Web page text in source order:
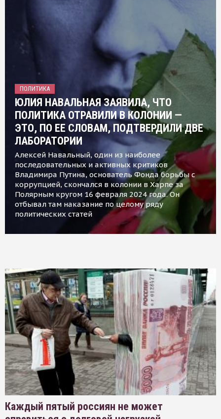
ПОЛИТИКА
ЮЛИЯ НАВАЛЬНАЯ ЗАЯВИЛА, ЧТО
ПОЛИТИКА ОТРАВИЛИ В КОЛОНИИ —
ЭТО, ПО ЕЕ СЛОВАМ, ПОДТВЕРДИЛИ ДВЕ
ЛАБОРАТОРИИ
Алексей Навальный, один из наиболее
последовательных и активных критиков
Владимира Путина, основатель Фонда борьбы с
коррупцией, скончался в колонии в Харпе за
Полярным кругом 16 февраля 2024 года. Он
отбывал там наказание по целому ряду
политических статей
Каждый пятый россиян не может